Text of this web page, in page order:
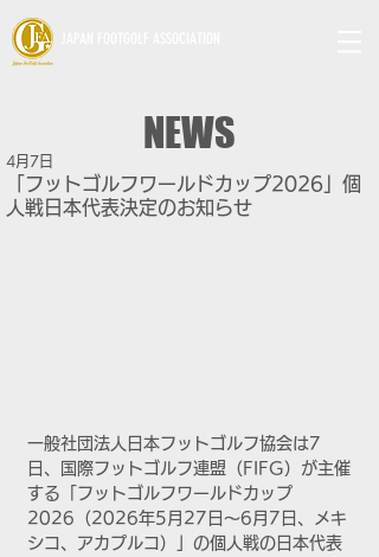
NEWS
「フットゴルフワールドカップ2026」個
人戦日本代表決定のお知らせ
4月7日
一般社団法人日本フットゴルフ協会は7
日、国際フットゴルフ連盟（FIFG）が主催
する「フットゴルフワールドカップ
2026（2026年5月27日〜6月7日、メキ
シコ、アカプルコ）」の個人戦の日本代表